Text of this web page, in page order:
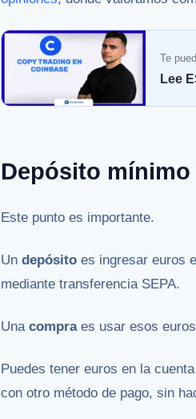
Te
Lee
Depósito
Este punto es importante.
Un depósito es ingresar euros
mediante transferencia SEPA.
Una compraes usar esos
Puedes tener euros en la
con otro método de pago, sin